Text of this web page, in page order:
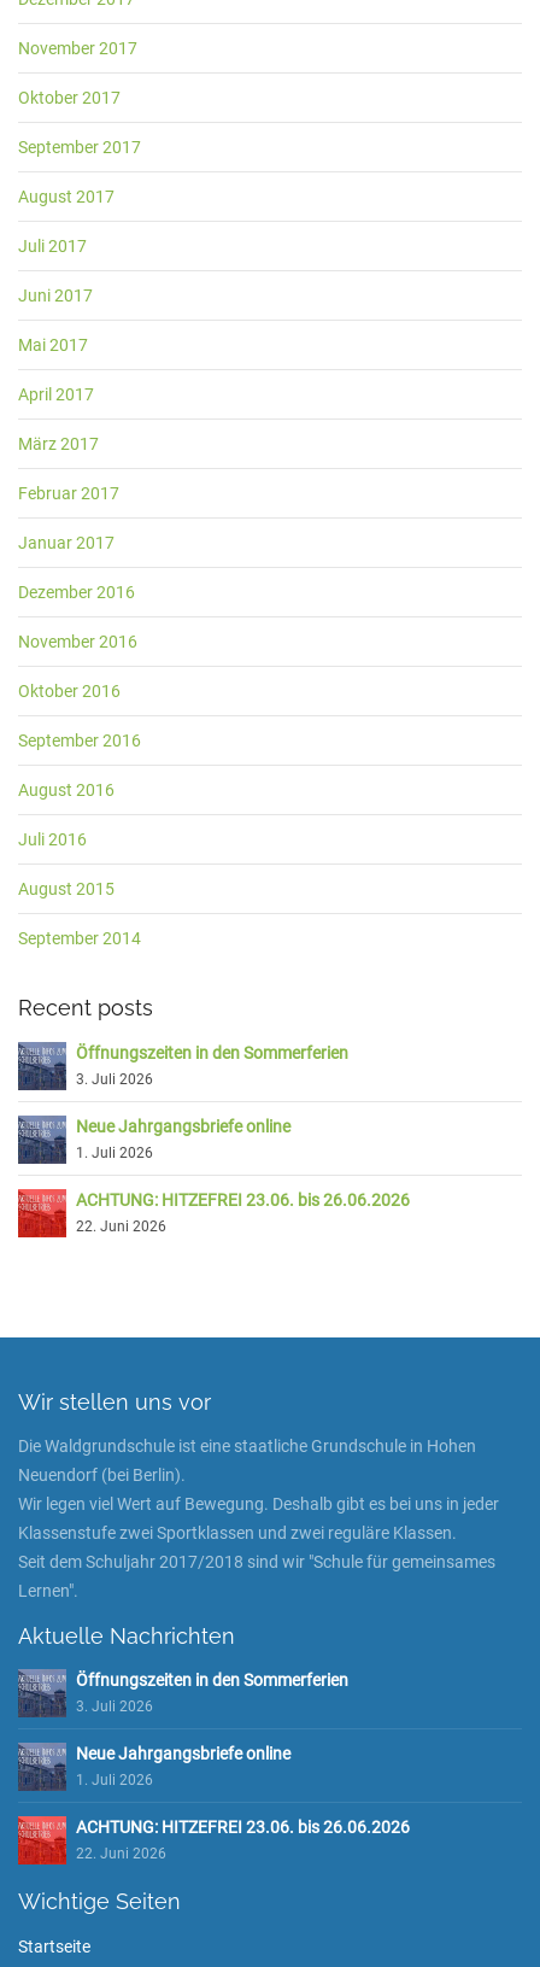
November 2017
Oktober 2017
September 2017
August 2017
Juli 2017
Juni 2017
Mai 2017
April 2017
März 2017
Februar 2017
Januar 2017
Dezember 2016
November 2016
Oktober 2016
September 2016
August 2016
Juli 2016
August 2015
September 2014
Recent posts
Öffnungszeiten in den Sommerferien
3. Juli 2026
Neue Jahrgangsbriefe online
1. Juli 2026
ACHTUNG: HITZEFREI 23.06. bis 26.06.2026
22. Juni 2026
Wir stellen uns vor
Die Waldgrundschule ist eine staatliche Grundschule in Hohen
Neuendorf (bei Berlin).
Wir legen viel Wert auf Bewegung. Deshalb gibt es bei uns in jeder
Klassenstufe zwei Sportklassen und zwei reguläre Klassen.
Seit dem Schuljahr 2017/2018 sind wir "Schule für gemeinsames
Lernen".
Aktuelle Nachrichten
Öffnungszeiten in den Sommerferien
3. Juli 2026
Neue Jahrgangsbriefe online
1. Juli 2026
ACHTUNG: HITZEFREI 23.06. bis 26.06.2026
22. Juni 2026
Wichtige Seiten
Startseite